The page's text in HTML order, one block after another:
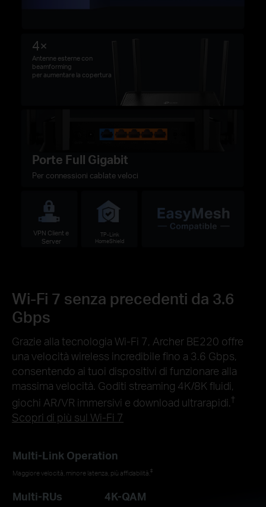
4×
Antenne esterne con
beamforming
per aumentare la copertura
Porte Full Gigabit
Per connessioni cablate veloci
VPN Client e
Server
TP-Link
HomeShield
Wi-Fi 7 senza precedenti da 3.6
Gbps
Grazie alla tecnologia Wi-Fi 7, Archer BE220 offre
una velocità wireless incredibile fino a 3.6 Gbps,
consentendo ai tuoi dispositivi di funzionare alla
massima velocità. Goditi streaming 4K/8K fluidi,
giochi AR/VR immersivi e download ultrarapidi.†
Scopri di più sul Wi-Fi 7
Multi-Link Operation
Maggiore velocità, minore latenza, più affidabilità. ‡
Multi-RUs 4K-QAM